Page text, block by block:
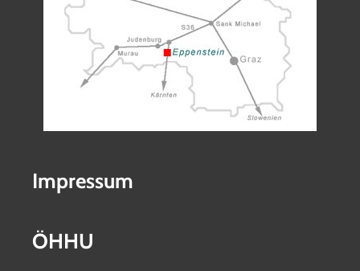
Impressum
ÖHHU